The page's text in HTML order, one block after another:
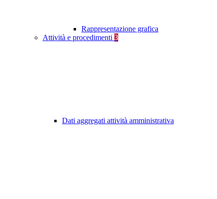
Rappresentazione grafica
Attività e procedimenti 3
Dati aggregati attività amministrativa